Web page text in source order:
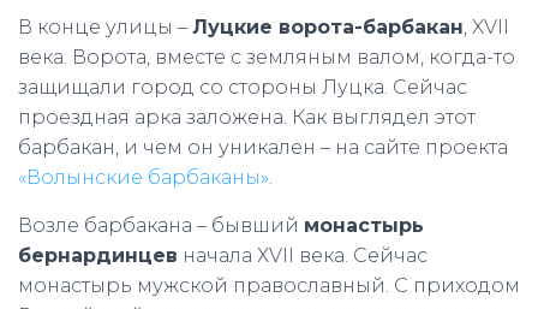
В конце улицы – Луцкие ворота-барбакан , XVIІ
века. Ворота, вместе с земляным валом, когда-то
защищали город со стороны Луцка. Сейчас
проездная арка заложена. Как выглядел этот
барбакан, и чем он уникален – на сайте проекта
«Волынские барбаканы»
Возле барбакана – бывший монастырь
бернардинцев начала ХVII века. Сейчас
монастырь мужской православный. С приходом